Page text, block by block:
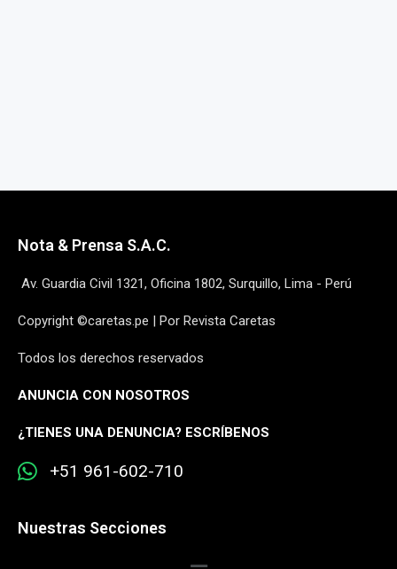
Nota & Prensa S.A.C.
Av. Guardia Civil 1321, Oficina 1802, Surquillo, Lima - Perú
Copyright ©caretas.pe | Por Revista Caretas
Todos los derechos reservados
ANUNCIA CON NOSOTROS
¿TIENES UNA DENUNCIA? ESCRÍBENOS
+51 961-602-710
Nuestras Secciones